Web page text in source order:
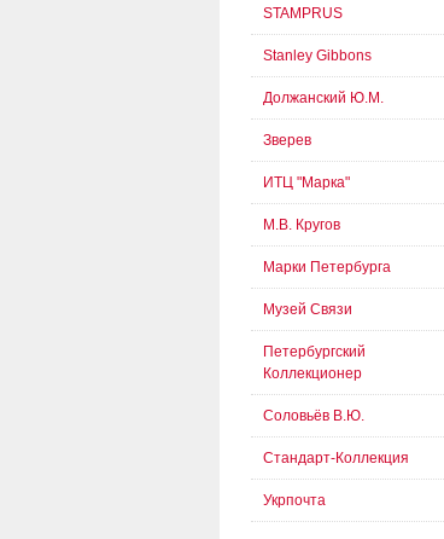
STAMPRUS
Stanley Gibbons
Должанский Ю.М.
Зверев
ИТЦ "Марка"
М.В. Кругов
Марки Петербурга
Музей Связи
Петербургский
Коллекционер
Соловьёв В.Ю.
Стандарт-Коллекция
Укрпочта